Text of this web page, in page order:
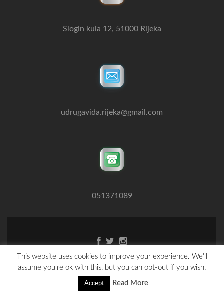
Slogin kula 12, 51000 Rijeka
udrugavida.rijeka@gmail.com
051371089
Facebook
TwitterInstagram
Copyright@UdrugaVida 2016.-2026.
Zerif Litedeveloped by
This website uses cookies to improve your experience. We'll
assume you're ok with this, but you can opt-out if you wish.
Accept Read More